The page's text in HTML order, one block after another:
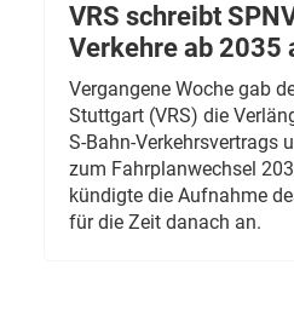
VRS schreibt
Verkehre ab 2035
Vergangene Woche gab
Stuttgart (VRS) die
S-Bahn-Verkehrsvertrags
zum Fahrplanwechsel
kündigte die Aufnahme
für die Zeit danach an.